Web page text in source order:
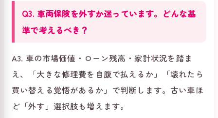
Q3. 車両保険を外すか迷っています。どんな基
準で考えるべき？
A3. 車の市場価値・ローン残高・家計状況を踏ま
え、「大きな修理費を自腹で払えるか」「壊れたら
買い替える覚悟があるか」で判断します。古い車ほ
ど「外す」選択肢も増えます。